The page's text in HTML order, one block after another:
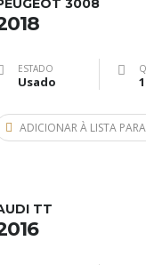
3008
ESTADO
Usado
ADICIONAR À LISTA
TT